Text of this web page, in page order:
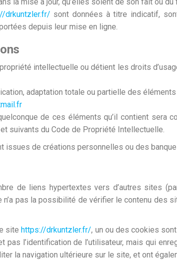
drkuntzler.fr/ sont données à titre indicatif,
depuis leur mise en ligne.
intellectuelle ou détient les droits
adaptation totale ou partielle des
de ces éléments qu’il contient sera
suivants du Code de Propriété Intellectuelle.
de créations personnelles ou des
de liens hypertextes vers d’autres sites
n’a pas la possibilité de vérifier le contenu
sitehttps://drkuntzler.fr/, un ou des cookies
l’identification de l’utilisateur, mais qui
la navigation ultérieure sur le site, et ont